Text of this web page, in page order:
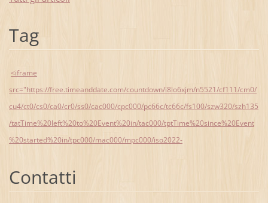
Tag
<iframe
src="https://free.timeanddate.com/countdown/i8lo6xjm/n5521/cf111/cm0/
cu4/ct0/cs0/ca0/cr0/ss0/cac000/cpc000/pc66c/tc66c/fs100/szw320/szh135
/tatTime%20left%20to%20Event%20in/tac000/tptTime%20since%20Event
%20started%20in/tpc000/mac000/mpc000/iso2022-
Contatti